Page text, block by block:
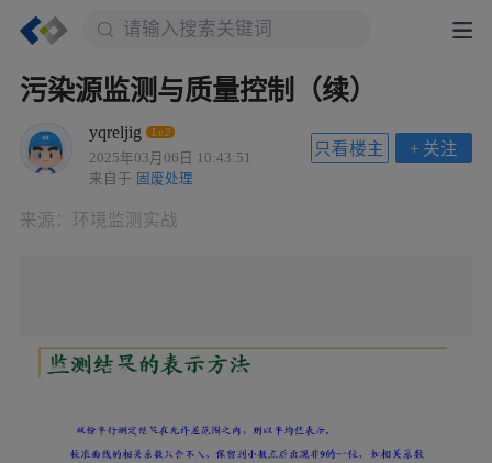
污染源监测与质量控制（续）
yqreljig Lv.2
2025年03月06日 10:43:51
来自于 固废处理
+ 关注
只看楼主
来源： 环境监测实战